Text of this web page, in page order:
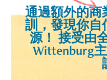
通過額外的商
訓，發現你自
源！ 接受由
Wittenburg